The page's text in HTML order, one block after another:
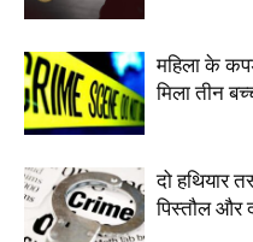
महिला के
मिला तीन
दो हथियार
पिस्तौल और